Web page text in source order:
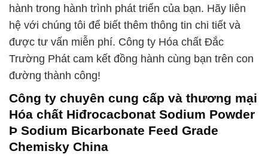
hành trong hành trình phát triển của bạn. Hãy liên
hệ với chúng tôi để biết thêm thông tin chi tiết và
được tư vấn miễn phí. Công ty Hóa chất Đắc
Trường Phát cam kết đồng hành cùng bạn trên con
đường thành công!
Công ty chuyên cung cấp và thương mại
Hóa chất Hiđrocacbonat Sodium Powder
Þ Sodium Bicarbonate Feed Grade
Chemisky China